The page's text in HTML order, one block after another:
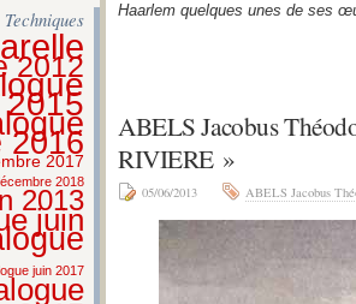
Techniques
2012
2016
2017
2018
2013
juin
juin 2017
Haarlem quelques unes de ses
ABELS Jacobus
RIVIERE »
05/06/2013 ABELS Jacobus